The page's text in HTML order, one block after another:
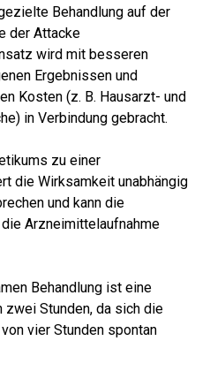
Behandlung auf der
der Attacke
wird mit besseren
Ergebnissen und
Kosten (z. B. Hausarzt- und
in Verbindung gebracht.
zu einer
die Wirksamkeit unabhängig
und kann die
Arzneimittelaufnahme
Behandlung ist eine
zwei Stunden, da sich die
vier Stunden spontan